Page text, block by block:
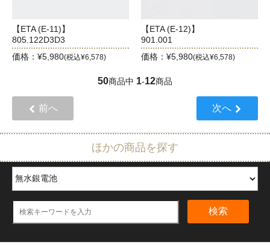
【ETA (E-11)】
805.122D3D3
価格：¥5,980(税込¥6,578)
【ETA (E-12)】
901.001
価格：¥5,980(税込¥6,578)
50商品中 1-12商品
前へ 次へ
ほかの商品を探す
検索